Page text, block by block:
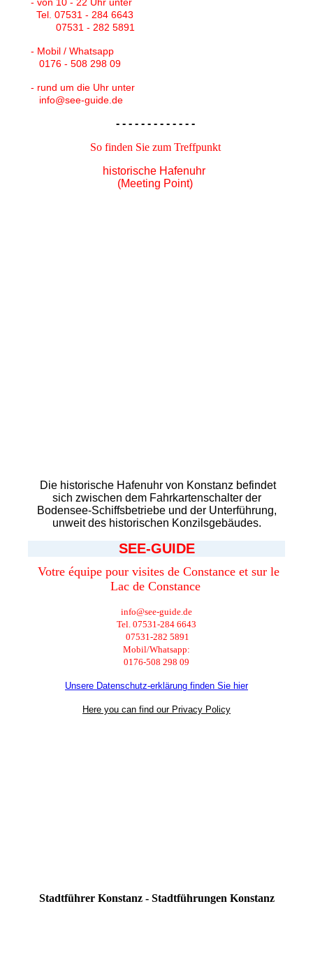
Tel. 07531 - 284 6643
07531 - 282 5891
- Mobil / Whatsapp
0176 - 508 298 09
- rund um die Uhr unter
info@see-guide.de
- - - - - - - - - - - - -
So finden Sie zum Treffpunkt
historische Hafenuhr
(Meeting Point)
Die historische Hafenuhr von Konstanz befindet
sich zwischen dem Fahrkartenschalter der
Bodensee-Schiffsbetriebe und der Unterführung,
unweit des historischen Konzilsgebäudes.
SEE-GUIDE
Votre équipe pour visites de Constance et sur le
Lac de Constance
info@see-guide.de
Tel. 07531-284 6643
07531-282 5891
Mobil/Whatsapp:
0176-508 298 09
Unsere Datenschutz-erklärung finden Sie hier
Here you can find our Privacy Policy
Stadtführer Konstanz - Stadtführungen Konstanz